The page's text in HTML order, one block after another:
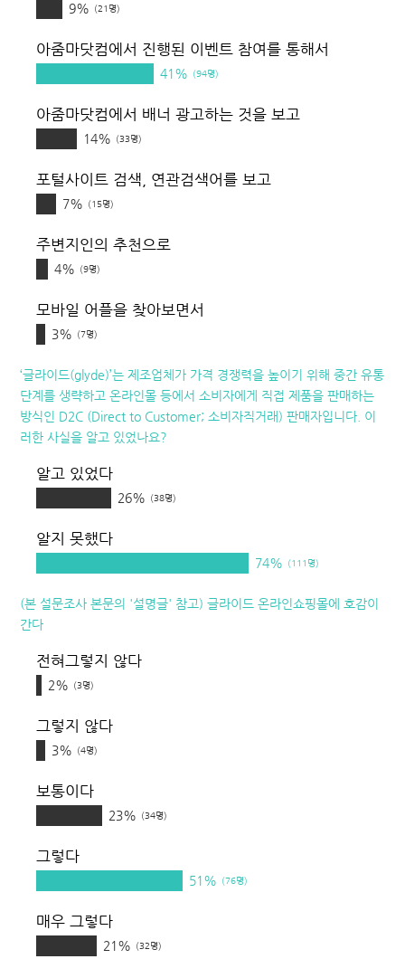
9% (21명)
아줌마닷컴에서 진행된 이벤트 참여를 통해서
41% (94명)
아줌마닷컴에서 배너 광고하는 것을 보고
14% (33명)
포털사이트 검색, 연관검색어를 보고
7% (15명)
주변지인의 추천으로
4% (9명)
모바일 어플을 찾아보면서
3% (7명)
‘글라이드(glyde)’는 제조업체가 가격 경쟁력을 높이기 위해 중간 유통
단계를 생략하고 온라인몰 등에서 소비자에게 직접 제품을 판매하는
방식인 D2C (Direct to Customer; 소비자직거래) 판매자입니다. 이
러한 사실을 알고 있었나요?
알고 있었다
26% (38명)
알지 못했다
74% (111명)
(본 설문조사 본문의 '설명글' 참고) 글라이드 온라인쇼핑몰에 호감이
간다
전혀그렇지 않다
2% (3명)
그렇지 않다
3% (4명)
보통이다
23% (34명)
그렇다
51% (76명)
매우 그렇다
21% (32명)